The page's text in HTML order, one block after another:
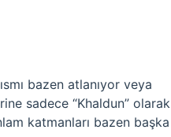
bazen atlanıyor veya
sadece “Khaldun” olarak
katmanları bazen başka